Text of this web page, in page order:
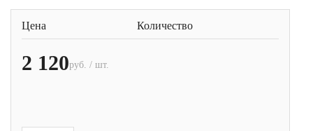
Цена Количество
2 120руб. / шт.